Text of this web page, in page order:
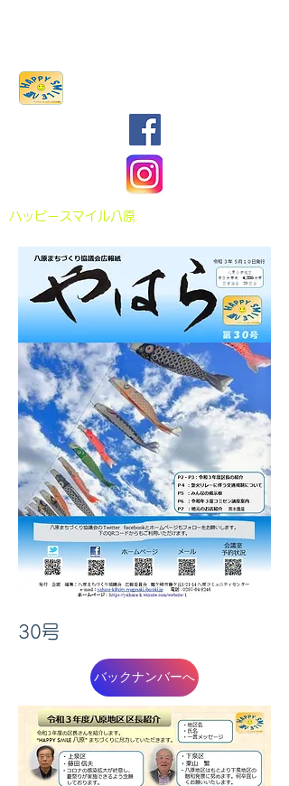
​ハッピースマイル八原
30号
バックナンバーへ